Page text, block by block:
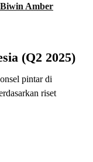
Amber
(Q2 2025)
pintar di
riset